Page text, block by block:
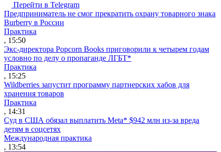
Перейти в Telegram
Предприниматель не смог прекратить охрану товарного знака
Burberry в России
Практика
, 15:50
Экс-директора Popcorn Books приговорили к четырем годам
условно по делу о пропаганде ЛГБТ*
Практика
, 15:25
Wildberries запустит программу партнерских хабов для
хранения товаров
Практика
, 14:31
Суд в США обязал выплатить Meta* $942 млн из-за вреда
детям в соцсетях
Международная практика
, 13:54